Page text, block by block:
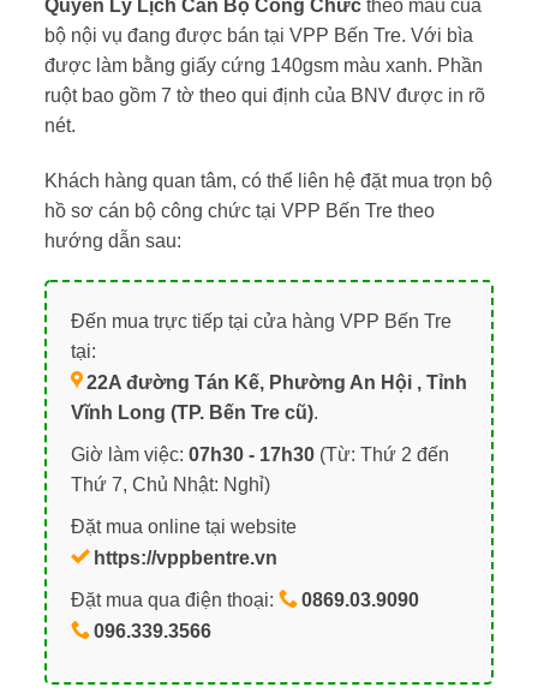
Quyển Lý Lịch Cán Bộ Công Chứctheo mẫu của
bộ nội vụ đang được bán tại VPP Bến Tre. Với bìa
được làm bằng giấy cứng 140gsm màu xanh. Phần
ruột bao gồm 7 tờ theo qui định của BNV được in rõ
nét.
Khách hàng quan tâm, có thể liên hệ đặt mua trọn bộ
hồ sơ cán bộ công chức tại VPP Bến Tre theo
hướng dẫn sau:
Đến mua trực tiếp tại cửa hàng VPP Bến Tre
tại:
22A đường Tán Kế, Phường An Hội , Tỉnh
Vĩnh Long (TP. Bến Tre cũ).
Giờ làm việc: 07h30 - 17h30(Từ: Thứ 2 đến
Thứ 7, Chủ Nhật: Nghỉ)
Đặt mua online tại website
https://vppbentre.vn
Đặt mua qua điện thoại:
0869.03.9090
096.339.3566